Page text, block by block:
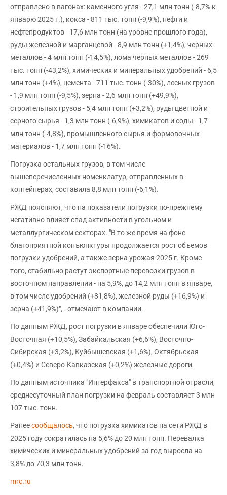
отправлено в вагонах: каменного угля - 27,1 млн тонн (-8,7% к
январю 2025 г.), кокса - 811 тыс. тонн (-9,9%), нефти и
нефтепродуктов - 17,6 млн тонн (на уровне прошлого года),
руды железной и марганцевой - 8,9 млн тонн (+1,4%), черных
металлов - 4 млн тонн (-14,5%), лома черных металлов - 269
тыс. тонн (-43,2%), химических и минеральных удобрений - 6,5
млн тонн (+4%), цемента - 711 тыс. тонн (-30%), лесных грузов
- 1,9 млн тонн (-9,5%), зерна - 2,6 млн тонн (+49,9%),
строительных грузов - 5,4 млн тонн (+3,2%), руды цветной и
серного сырья - 1,3 млн тонн (-6,9%), химикатов и соды - 1,7
млн тонн (-4,8%), промышленного сырья и формовочных
материалов - 1,7 млн тонн (-16%).
Погрузка остальных грузов, в том числе
вышеперечисленных номенклатур, отправленных в
контейнерах, составила 8,8 млн тонн (-6,1%).
РЖД поясняют, что на показатели погрузки по-прежнему
негативно влияет спад активности в угольном и
металлургическом секторах. "В то же время на фоне
благоприятной конъюнктуры продолжается рост объемов
погрузки удобрений, а также зерна урожая 2025 г. Кроме
того, стабильно растут экспортные перевозки грузов в
восточном направлении - на 5,9%, до 14,2 млн тонн в январе,
в том числе удобрений (+81,8%), железной руды (+16,9%) и
зерна (+41,9%)", - отмечают в компании.
По данным РЖД, рост погрузки в январе обеспечили Юго-
Восточная (+10,5%), Забайкальская (+6,6%), Восточно-
Сибирская (+3,2%), Куйбышевская (+1,6%), Октябрьская
(+0,4%) и Северо-Кавказская (+0,2%) железные дороги.
По данным источника "Интерфакса" в транспортной отрасли,
среднесуточный план погрузки на февраль составляет 3 млн
107 тыс. тонн.
Ранеесообщалось, что погрузка химикатов на сети РЖД в
2025 году сократилась на 5,6% до 20 млн тонн. Перевалка
химических и минеральных удобрений за год выросла на
3,8% до 70,3 млн тонн.
mrc.ru